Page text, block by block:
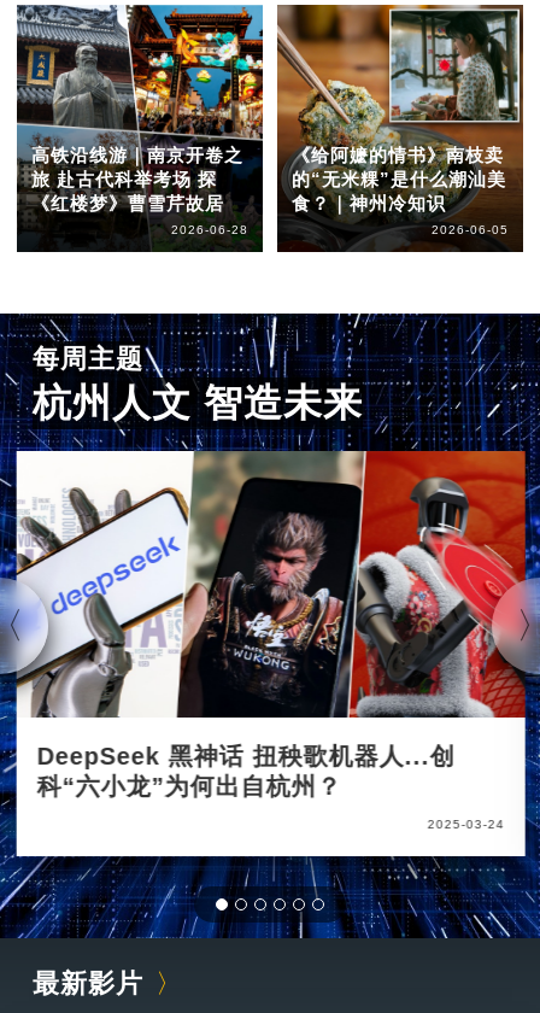
高铁沿线游｜南京开卷之
旅 赴古代科举考场 探
《红楼梦》曹雪芹故居
2026-06-28
《给阿嬷的情书》南枝卖
的“无米粿”是什么潮汕美
食？｜神州冷知识
2026-06-05
每周主题
杭州人文 智造未来
DeepSeek 黑神话 扭秧歌机器人...创
科“六小龙”为何出自杭州？
2025-03-24
最新影片